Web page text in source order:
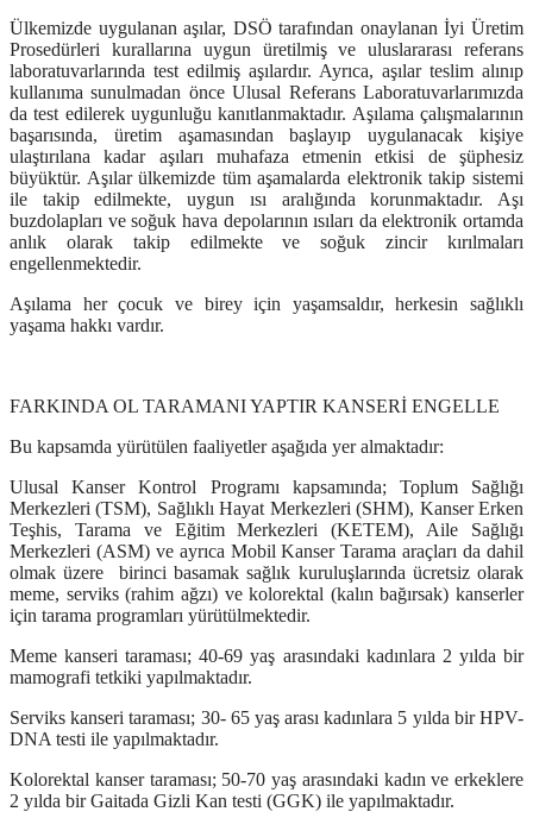
Ülkemizde uygulanan aşılar, DSÖ tarafından onaylanan İyi Üretim
Prosedürleri kurallarına uygun üretilmiş ve uluslararası referans
laboratuvarlarında test edilmiş aşılardır. Ayrıca, aşılar teslim alınıp
kullanıma sunulmadan önce Ulusal Referans Laboratuvarlarımızda
da test edilerek uygunluğu kanıtlanmaktadır. Aşılama çalışmalarının
başarısında, üretim aşamasından başlayıp uygulanacak kişiye
ulaştırılana kadar aşıları muhafaza etmenin etkisi de şüphesiz
büyüktür. Aşılar ülkemizde tüm aşamalarda elektronik takip sistemi
ile takip edilmekte, uygun ısı aralığında korunmaktadır. Aşı
buzdolapları ve soğuk hava depolarının ısıları da elektronik ortamda
anlık olarak takip edilmekte ve soğuk zincir kırılmaları
engellenmektedir.
Aşılama her çocuk ve birey için yaşamsaldır, herkesin sağlıklı
yaşama hakkı vardır.
FARKINDA OL TARAMANI YAPTIR KANSERİ ENGELLE
Bu kapsamda yürütülen faaliyetler aşağıda yer almaktadır:
Ulusal Kanser Kontrol Programı kapsamında; Toplum Sağlığı
Merkezleri (TSM), Sağlıklı Hayat Merkezleri (SHM), Kanser Erken
Teşhis, Tarama ve Eğitim Merkezleri (KETEM), Aile Sağlığı
Merkezleri (ASM) ve ayrıca Mobil Kanser Tarama araçları da dahil
olmak üzere birinci basamak sağlık kuruluşlarında ücretsiz olarak
meme, serviks (rahim ağzı) ve kolorektal (kalın bağırsak) kanserler
için tarama programları yürütülmektedir.
Meme kanseri taraması; 40-69 yaş arasındaki kadınlara 2 yılda bir
mamografi tetkiki yapılmaktadır.
Serviks kanseri taraması; 30- 65 yaş arası kadınlara 5 yılda bir HPV-
DNA testi ile yapılmaktadır.
Kolorektal kanser taraması; 50-70 yaş arasındaki kadın ve erkeklere
2 yılda bir Gaitada Gizli Kan testi (GGK) ile yapılmaktadır.